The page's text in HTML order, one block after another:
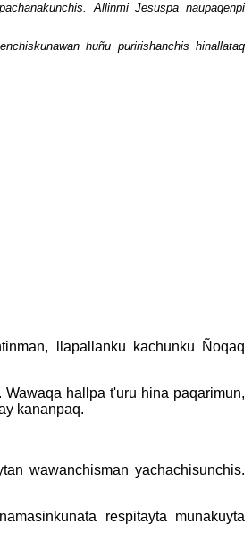
Allinmi Jesuspa naupaqenpi
huñu puririshanchis hinallataq
llapallanku kachunku Ñoqaq
hallpa t'uru hina paqarimun,
kananpaq.
wawanchisman yachachisunchis.
respitayta munakuyta